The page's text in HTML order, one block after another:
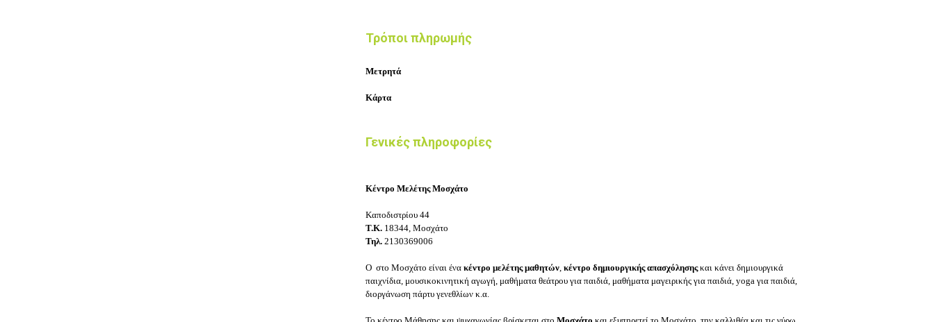
Τρόποι πληρωμής
Μετρητά
Κάρτα
Γενικές πληροφορίες
Κέντρο Μελέτης Μοσχάτο
Καποδιστρίου 44
Τ.Κ. 18344, Μοσχάτο
Τηλ. 2130369006
Ο στο Μοσχάτο είναι ένα κέντρο μελέτης μαθητών, κέντρο δημιουργικής απασχόλησηςκαι κάνει δημιουργικά
παιχνίδια, μουσικοκινητική αγωγή, μαθήματα θεάτρου για παιδιά, μαθήματα μαγειρικής για παιδιά, yoga για παιδιά,
διοργάνωση πάρτυ γενεθλίων κ.α.